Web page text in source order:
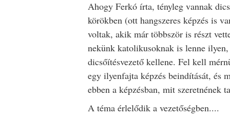
Ahogy Ferkó írta, tényleg vannak
körökben (ott hangszeres képzés is
voltak, akik már többször is részt
nekünk katolikusoknak is lenne ilyen,
dicsőítésvezető kellene. Fel kell
egy ilyenfajta képzés beindítását, és
ebben a képzésban, mit szeretnének
A téma érlelődik a vezetőségben....